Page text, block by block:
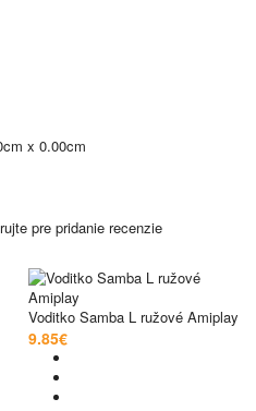
x 0.00cm
pre pridanie recenzie
Voditko Samba L ružové Amiplay
9.85€